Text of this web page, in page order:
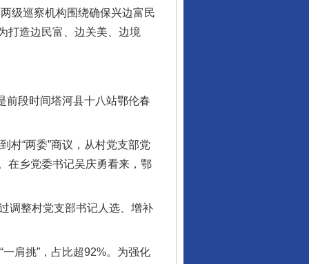
级巡察机构围绕确保兴边富民
打造边民富、边关美、边境
段时间塔河县十八站鄂伦春
“两委”商议，从村党支部党
在乡党委书记吴庆勇看来，鄂
调整村党支部书记人选、增补
肩挑”，占比超92%。为强化